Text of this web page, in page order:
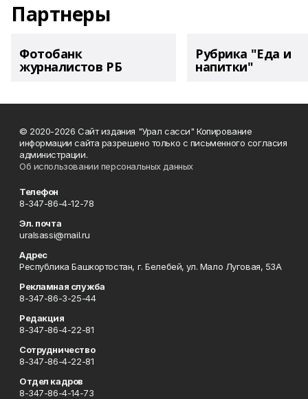
Партнеры
Фотобанк
журналистов РБ
Рубрика "Еда и
напитки"
© 2020-2026 Сайт издания "Урал сасси" Копирование
информации сайта разрешено только с письменного согласия
администрации.
Об использовании персональных данных
Телефон
8-347-86-4-12-78
Эл. почта
uralsassi@mail.ru
Адрес
Республика Башкортостан, г. Белебей, ул. Мало Луговая, 53А
Рекламная служба
8-347-86-3-25-44
Редакция
8-347-86-4-22-81
Сотрудничество
8-347-86-4-22-81
Отдел кадров
8-347-86-4-14-73